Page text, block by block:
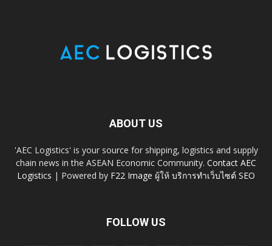
ABOUT US
'AEC Logistics' is your source for shipping, logistics and supply
chain news in the ASEAN Economic Community. Contact AEC
Logistics | Powered by F22 Image ผู้ให้ บริการทำเว็บไซต์ SEO
FOLLOW US